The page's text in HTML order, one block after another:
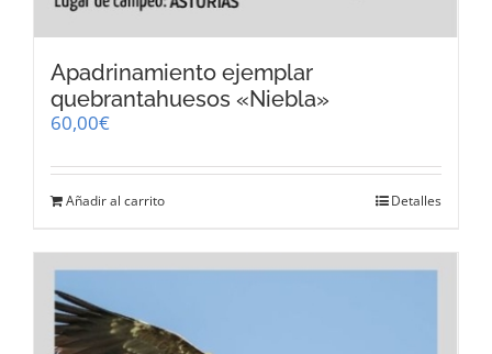
Apadrinamiento ejemplar
quebrantahuesos «Niebla»
60,00€
Añadir al carrito Detalles